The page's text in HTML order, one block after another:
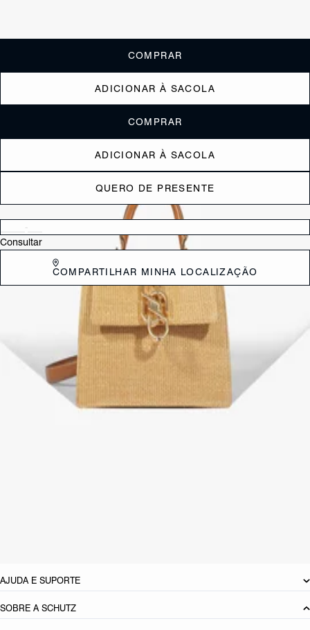
COMPRAR
ADICIONAR À SACOLA
COMPRAR
ADICIONAR À SACOLA
QUERO DE PRESENTE
Verificar disponibilidade nas lojas próximas a você
Consultar
COMPARTILHAR MINHA LOCALIZAÇÃO
Com um design charmoso e elegante, esta bolsa satchel feminina é a
escolha ideal para quem busca um modelo leve e sofisticado! Feita
em ráfia natural, ela combina o fecho dourado exclusivo Schutz com
ferragens luxuosas na base da alça de mão e detalhe em corrente,
criando um visual trendy e refinado. Versátil, esta bolsa feminina pode
ser usada por sua alça curta ou como bolsa tiracolo, adaptando-se
AJUDA E SUPORTE
SOBRE A SCHUTZ